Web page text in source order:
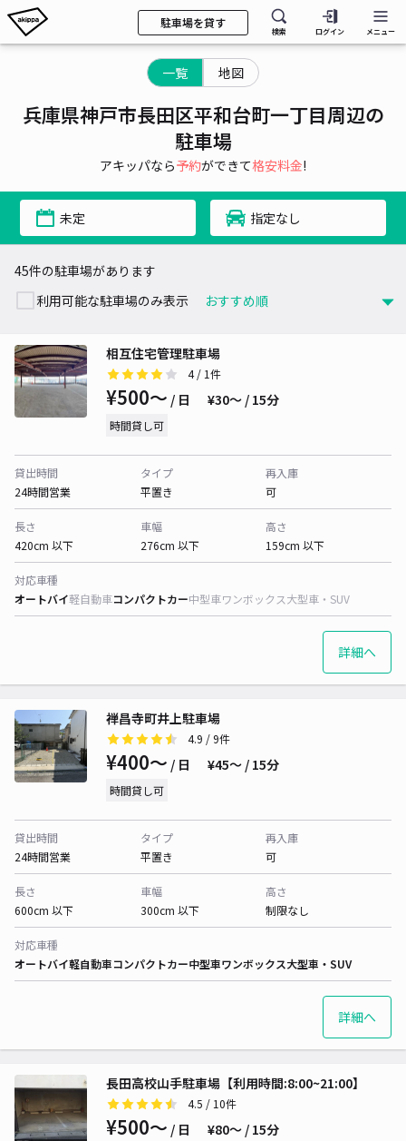
駐車場を貸す
検索 ログイン メニュー
一覧 地図
兵庫県神戸市長田区平和台町一丁目周辺の
駐車場
アキッパなら予約ができて格安料金!
未定 指定なし
45件の駐車場があります
利用可能な駐車場のみ表示
相互住宅管理駐車場
4/ 1件
¥500〜 / 日 ¥30〜 / 15分
時間貸し可
貸出時間
24時間営業
タイプ
平置き
再入庫
可
長さ
420cm 以下
車幅
276cm 以下
高さ
159cm 以下
対応車種
オートバイ軽自動車コンパクトカー中型車ワンボックス大型車・SUV
詳細へ
禅昌寺町井上駐車場
4.9 / 9件
¥400〜 / 日 ¥45〜 / 15分
時間貸し可
貸出時間
24時間営業
タイプ
平置き
再入庫
可
長さ
600cm 以下
車幅
300cm 以下
高さ
制限なし
対応車種
オートバイ軽自動車コンパクトカー中型車ワンボックス大型車・SUV
詳細へ
長田高校山手駐車場【利用時間:8:00~21:00】
4.5 / 10件
¥500〜 / 日 ¥80〜 / 15分